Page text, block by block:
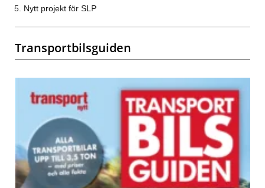
Nytt projekt för SLP
Transportbilsguiden